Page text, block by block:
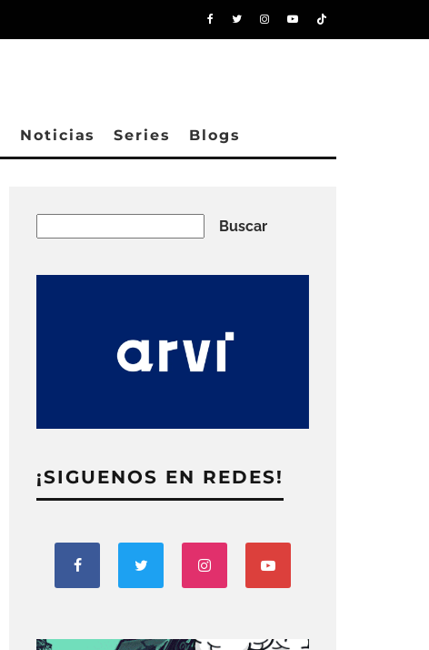
Noticias Series Blogs
Buscar
¡SIGUENOS EN REDES!